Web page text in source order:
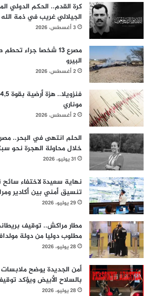
كرة القدم.. الحكم الدولي
الجيلالي غريب في ذمة الله
3 أغسطس، 2026
مصرع 13 شخصا جراء
البيرو
2 أغسطس، 2026
موناري
2 أغسطس، 2026
الحلم انتهى في البحر..
خلال محاولة الهجرة نحو
31 يوليو، 2026
نهاية سعيدة لاختفاء
تنسيق أمني بين أكادير
29 يوليو، 2026
مطار مراكش.. توقيف
مطلوب دوليا من دولة
28 يوليو، 2026
أمن الجديدة يوضح ملابسات
بالسلاح الأبيض ويؤكد
28 يوليو، 2026